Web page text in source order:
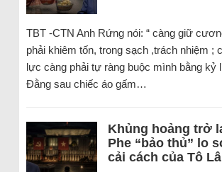
TBT -CTN Anh Rứng nói: “ càng giữ
phải khiêm tốn, trong sạch ,trách nhiệm ;
lực càng phải tự ràng buộc mình bằng kỷ
Đằng sau chiếc áo gấm…
Khủng hoảng trở
Phe “bảo thủ” lo
cải cách của Tô